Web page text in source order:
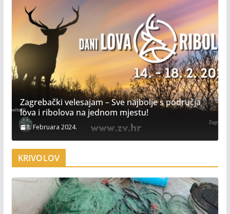
Zagrebački velesajam – Sve najbolje s područja
lova i ribolova na jednom mjestu!
8. Februara 2024.
KRIVOLOV